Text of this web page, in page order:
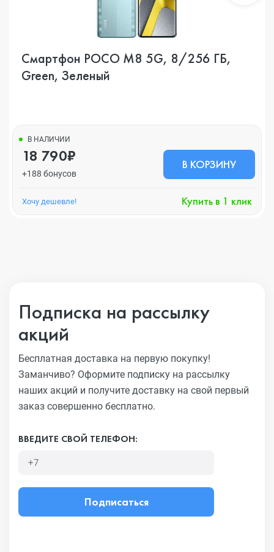
Смартфон POCO M8 5G, 8/256 ГБ,
Green, Зеленый
В НАЛИЧИИ
18 790₽
+188 бонусов
В КОРЗИНУ
Хочу дешевле! Купить в 1 клик
Подписка на рассылку
акций
Бесплатная доставка на первую покупку!
Заманчиво? Оформите подписку на рассылку
наших акций и получите доставку на свой первый
заказ совершенно бесплатно.
ВВЕДИТЕ СВОЙ ТЕЛЕФОН:
Подписаться